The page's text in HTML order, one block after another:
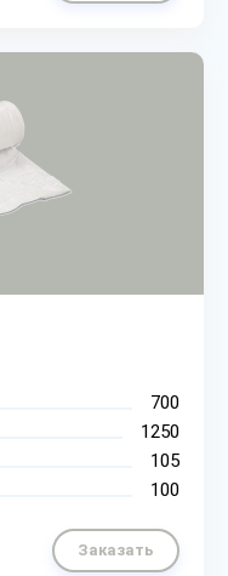
700
1250
105
100
Заказать